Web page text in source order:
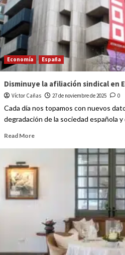
Economía España
Disminuye la afiliación sindical en
Víctor Cañas 27 de noviembre de 2025 0
Cada día nos topamos con nuevos
degradación de la sociedad española y
Read More